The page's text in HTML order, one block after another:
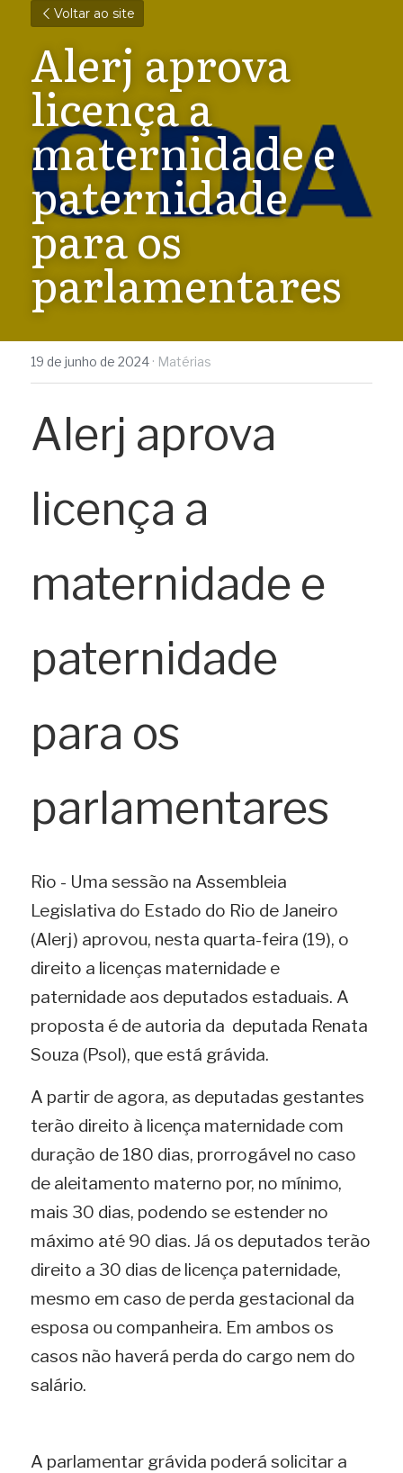
Voltar ao site
Alerj aprova
licença a
maternidade e
paternidade
para os
parlamentares
19 de junho de 2024 · Matérias
Alerj aprova
licença a
maternidade e
paternidade
para os
parlamentares
Rio - Uma sessão na Assembleia
Legislativa do Estado do Rio de Janeiro
(Alerj) aprovou, nesta quarta-feira (19), o
direito a licenças maternidade e
paternidade aos deputados estaduais. A
proposta é de autoria da  deputada Renata
Souza (Psol), que está grávida.
A partir de agora, as deputadas gestantes
terão direito à licença maternidade com
duração de 180 dias, prorrogável no caso
de aleitamento materno por, no mínimo,
mais 30 dias, podendo se estender no
máximo até 90 dias. Já os deputados terão
direito a 30 dias de licença paternidade,
mesmo em caso de perda gestacional da
esposa ou companheira. Em ambos os
casos não haverá perda do cargo nem do
salário.
A parlamentar grávida poderá solicitar a